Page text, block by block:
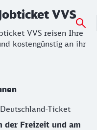
VVS
VVS reisen Ihre
kostengünstig an ihr
Ticket
der Freizeit und am